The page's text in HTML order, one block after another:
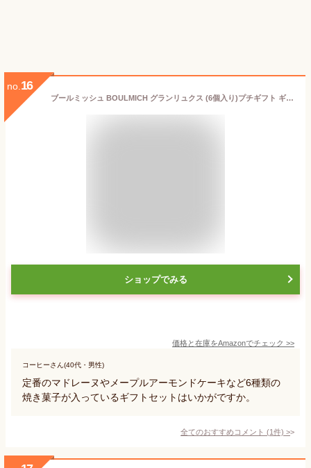
no. 16
ブールミッシュ BOULMICH グランリュクス (6個入り)プチギフト ギフト 個包装 人気 お返し お土産 スイーツ お菓子 詰め合わせ プレゼント 内祝 誕生日
ショップでみる
価格と在庫をAmazonでチェック >>
コーヒーさん(40代・男性)
定番のマドレーヌやメープルアーモンドケーキなど6種類の
焼き菓子が入っているギフトセットはいかがですか。
全てのおすすめコメント (1件) >